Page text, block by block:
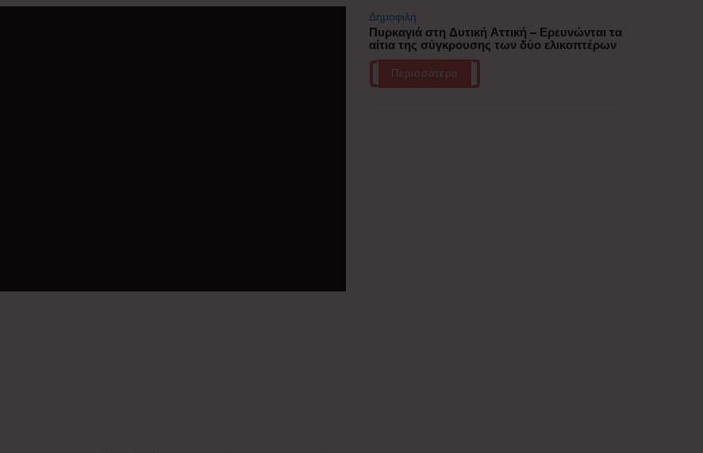
Δημοφιλή
Πυρκαγιά στη Δυτική Αττική – Ερευνώνται τα
αίτια της σύγκρουσης των δύο ελικοπτέρων
Περισσότερα